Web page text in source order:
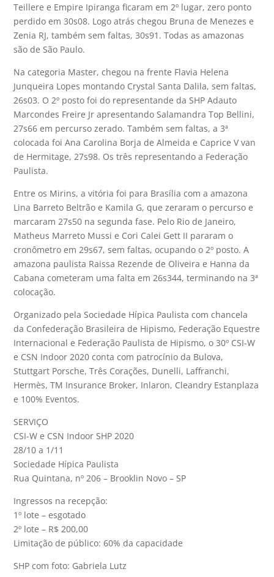
Teillere e Empire Ipiranga ficaram em 2º lugar, zero ponto
perdido em 30s08. Logo atrás chegou Bruna de Menezes e
Zenia RJ, também sem faltas, 30s91. Todas as amazonas
são de São Paulo.
Na categoria Master, chegou na frente Flavia Helena
Junqueira Lopes montando Crystal Santa Dalila, sem faltas,
26s03. O 2º posto foi do representande da SHP Adauto
Marcondes Freire Jr apresentando Salamandra Top Bellini,
27s66 em percurso zerado. Também sem faltas, a 3ª
colocada foi Ana Carolina Borja de Almeida e Caprice V van
de Hermitage, 27s98. Os três representando a Federação
Paulista.
Entre os Mirins, a vitória foi para Brasília com a amazona
Lina Barreto Beltrão e Kamila G, que zeraram o percurso e
marcaram 27s50 na segunda fase. Pelo Rio de Janeiro,
Matheus Marreto Mussi e Cori Calei Gett II pararam o
cronômetro em 29s67, sem faltas, ocupando o 2º posto. A
amazona paulista Raissa Rezende de Oliveira e Hanna da
Cabana cometeram uma falta em 26s344, terminando na 3ª
colocação.
Organizado pela Sociedade Hípica Paulista com chancela
da Confederação Brasileira de Hipismo, Federação Equestre
Internacional e Federação Paulista de Hipismo, o 30º CSI-W
e CSN Indoor 2020 conta com patrocínio da Bulova,
Stuttgart Porsche, Três Corações, Dunelli, Laffranchi,
Hermès, TM Insurance Broker, Inlaron, Cleandry Estanplaza
e 100% Eventos.
SERVIÇO
CSI-W e CSN Indoor SHP 2020
28/10 a 1/11
Sociedade Hípica Paulista
Rua Quintana, nº 206 – Brooklin Novo – SP
Ingressos na recepção:
1º lote – esgotado
2º lote – R$ 200,00
Limitação de público: 60% da capacidade
SHP com foto: Gabriela Lutz